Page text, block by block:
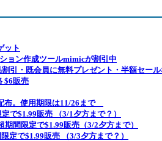
ット
ョン作成ツールmimicが割引中
引・既会員に無料プレゼント・半額セー
$6販売
布。使用期限は11/26まで
で$1.99販売 （3/1夕方まで？）
間限定で$1.99販売（3/2夕方まで）
定で$1.99販売 （3/3夕方まで？）